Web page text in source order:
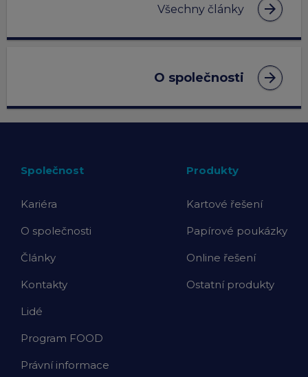
Všechny články arrow_forward
O společnosti arrow_forward
Společnost
Kariéra
O společnosti
Články
Kontakty
Lidé
Program FOOD
Právní informace
Produkty
Kartové řešení
Papírové poukázky
Online řešení
Ostatní produkty